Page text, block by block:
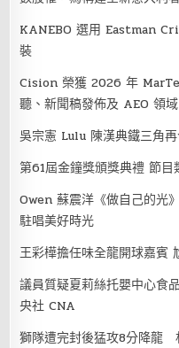
KANEBO 選用 Eastman
裝
Cision 榮獲 2026 年
聽、新聞稿發佈及 AEO 領域
吳宗憲 Lulu 陳漢典鐵三角
第61屆金鐘獎頒獎典禮 節
Owen 蘇震洋《做自己的光
駐唱美好時光
王彩樺擔任味全龍開球嘉賓
議員質疑夏莉絲托嬰中心
央社 CNA
獅隊遭完封後猛攻8分降龍